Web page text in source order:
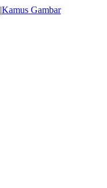
|Kamus Gambar